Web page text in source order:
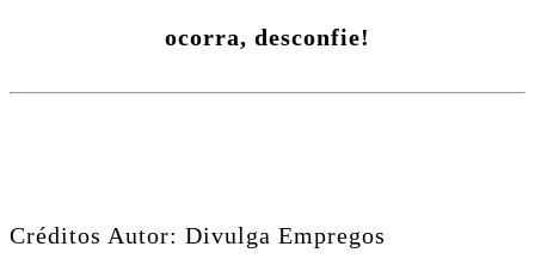
ocorra, desconfie!
Créditos Autor: Divulga Empregos